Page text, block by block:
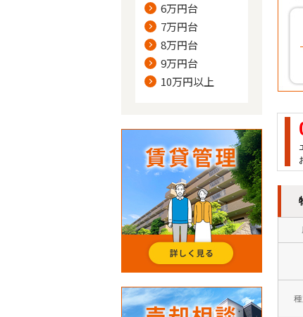
6万円台
7万円台
8万円台
9万円台
10万円以上